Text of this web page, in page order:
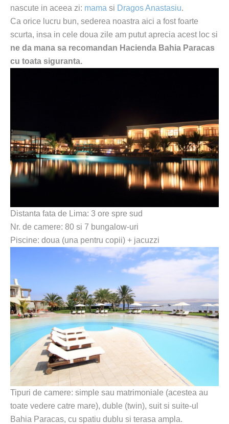
nascute in aceea zi: mama si Dragos Anastasiu.
Ca orice lucru bun, sederea noastra aici a fost foarte
scurta, insa in cele doua zile am putut aprecia acest loc si
ne da mana sa recomandan Hacienda Bahia Paracas
cu toata siguranta.
Distanta fata de Lima: 3 ore spre sud
Nr. de camere: 80 si 7 bungalow-uri
Piscine: doua (una pentru copii) + jacuzzi
Tipuri de camere: simple sau matrimoniale (acestea au
toate vedere catre mare), duble (twin), suit si suite-ul
Bahia Paracas, cu spatiu dublu si terasa ampla.